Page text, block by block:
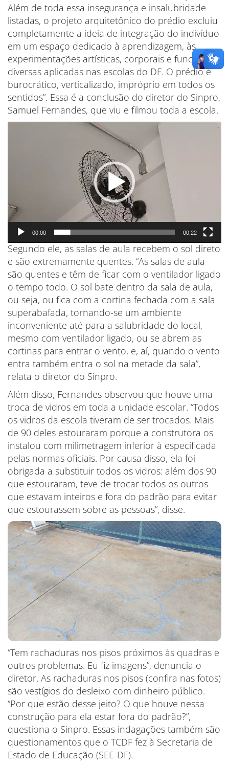
Além de toda essa insegurança e insalubridade
listadas, o projeto arquitetônico do prédio excluiu
completamente a ideia de integração do indivíduo
em um espaço dedicado à aprendizagem, às
experimentações artísticas, corporais e funcionais
diversas aplicadas nas escolas do DF. O prédio é
burocrático, verticalizado, impróprio em todos os
sentidos”. Essa é a conclusão do diretor do Sinpro,
Samuel Fernandes, que viu e filmou toda a escola.
00:00 00:22
Segundo ele, as salas de aula recebem o sol direto
e são extremamente quentes. “As salas de aula
são quentes e têm de ficar com o ventilador ligado
o tempo todo. O sol bate dentro da sala de aula,
ou seja, ou fica com a cortina fechada com a sala
superabafada, tornando-se um ambiente
inconveniente até para a salubridade do local,
mesmo com ventilador ligado, ou se abrem as
cortinas para entrar o vento, e, aí, quando o vento
entra também entra o sol na metade da sala”,
relata o diretor do Sinpro.
Além disso, Fernandes observou que houve uma
troca de vidros em toda a unidade escolar. “Todos
os vidros da escola tiveram de ser trocados. Mais
de 90 deles estouraram porque a construtora os
instalou com milimetragem inferior à especificada
pelas normas oficiais. Por causa disso, ela foi
obrigada a substituir todos os vidros: além dos 90
que estouraram, teve de trocar todos os outros
que estavam inteiros e fora do padrão para evitar
que estourassem sobre as pessoas”, disse.
“Tem rachaduras nos pisos próximos às quadras e
outros problemas. Eu fiz imagens”, denuncia o
diretor. As rachaduras nos pisos (confira nas fotos)
são vestígios do desleixo com dinheiro público.
“Por que estão desse jeito? O que houve nessa
construção para ela estar fora do padrão?”,
questiona o Sinpro. Essas indagações também são
questionamentos que o TCDF fez à Secretaria de
Estado de Educação (SEE-DF).